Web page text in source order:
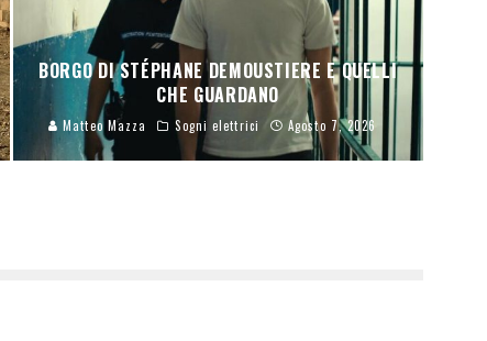
BORGO DI STÉPHANE DEMOUSTIERE E QUELLI
CHE GUARDANO
Matteo Mazza Sogni elettrici Agosto 7, 2026